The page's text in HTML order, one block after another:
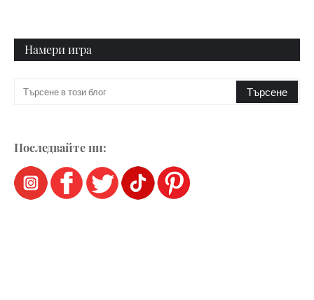
Намери игра
Последвайте ни: